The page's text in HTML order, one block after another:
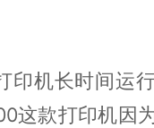
印机长时间运
这款打印机因